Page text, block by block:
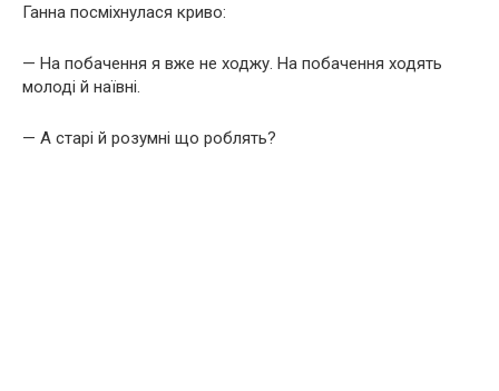
Ганна посміхнулася криво:
— На побачення я вже не ходжу. На побачення ходять
молоді й наївні.
— А старі й розумні що роблять?